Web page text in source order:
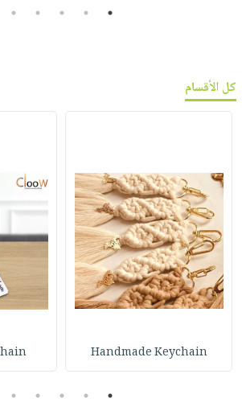
1
2
3
4
5
كل الأقسام
Handmade Keychain
:
1
2
3
4
5